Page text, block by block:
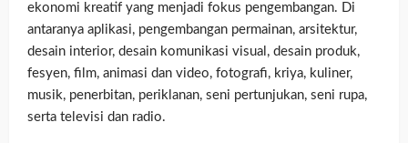
ekonomi kreatif yang menjadi fokus pengembangan. Di
antaranya aplikasi, pengembangan permainan, arsitektur,
desain interior, desain komunikasi visual, desain produk,
fesyen, film, animasi dan video, fotografi, kriya, kuliner,
musik, penerbitan, periklanan, seni pertunjukan, seni rupa,
serta televisi dan radio.